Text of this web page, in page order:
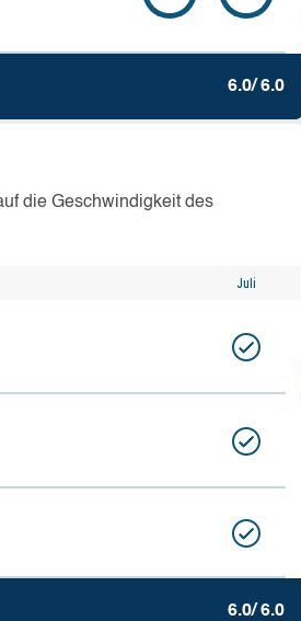
6.0/ 6.0
die Geschwindigkeit des
Juli
6.0/ 6.0